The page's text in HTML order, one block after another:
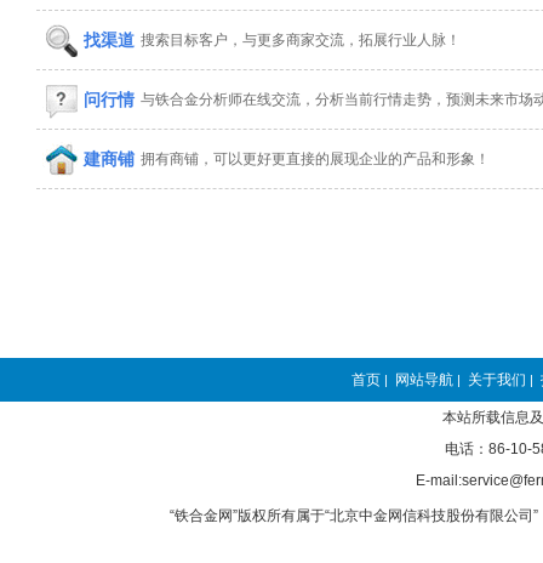
找渠道 搜索目标客户，与更多商家交流，拓展行业人脉！
问行情 与铁合金分析师在线交流，分析当前行情走势，预测未来市场
建商铺 拥有商铺，可以更好更直接的展现企业的产品和形象！
首页 | 网站导航 | 关于我们 |
本站所载信息
电话：86-10-
E-
“铁合金网”版权所有属于“北京中金网信科技股份有限公司